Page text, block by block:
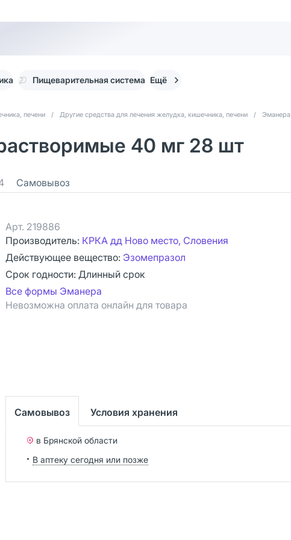
Пищеварительная система Ещё
печени / Другие средства для лечения желудка, кишечника, печени / Эманера
40 мг 28 шт
Самовывоз
Арт. 219886
Производитель: КРКА дд Ново место, Словения
Действующее вещество: Эзомепразол
Срок годности: Длинный срок
Все формы Эманера
Невозможна оплата онлайн для товара
Самовывоз Условия хранения
в Брянской области
В аптеку сегодня или позже